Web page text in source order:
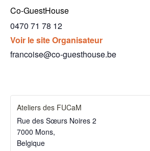
Co-GuestHouse
0470 71 78 12
Voir le site Organisateur
francoise@co-guesthouse.be
Ateliers des FUCaM
Rue des Sœurs Noires 2
7000 Mons,
Belgique